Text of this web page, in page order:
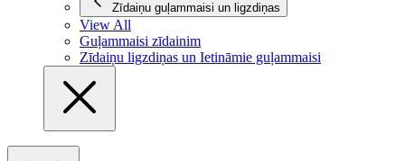
Zīdaiņu guļammaisi un ligzdiņas
View All
Guļammaisi zīdainim
Zīdaiņu ligzdiņas un Ietināmie guļammaisi